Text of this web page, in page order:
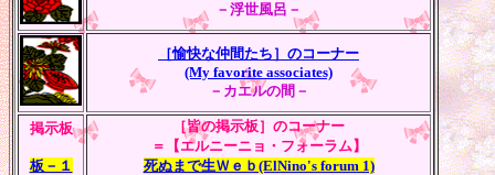
－浮世風呂－
［愉快な仲間たち］のコーナー
(My favorite associates)
－カエルの間－
掲示板
板－１
［皆の掲示板］のコーナー
＝【エルニーニョ・フォーラム】
死ぬまで生Ｗｅｂ(ElNino's forum 1)